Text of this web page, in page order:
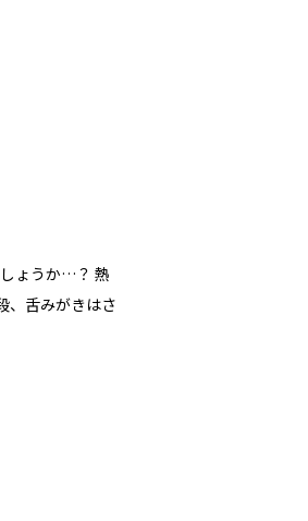
ょうか…？ 熱
、舌みがきはさ